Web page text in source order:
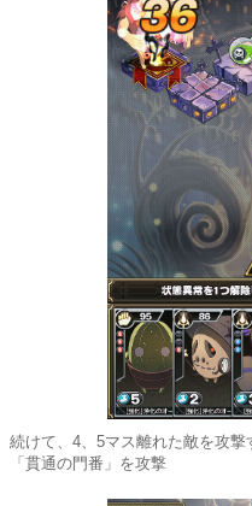
続けて、4、5マス離れた敵を攻撃
「貫通の門番」を攻撃